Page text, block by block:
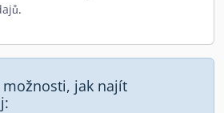
.
jak najít